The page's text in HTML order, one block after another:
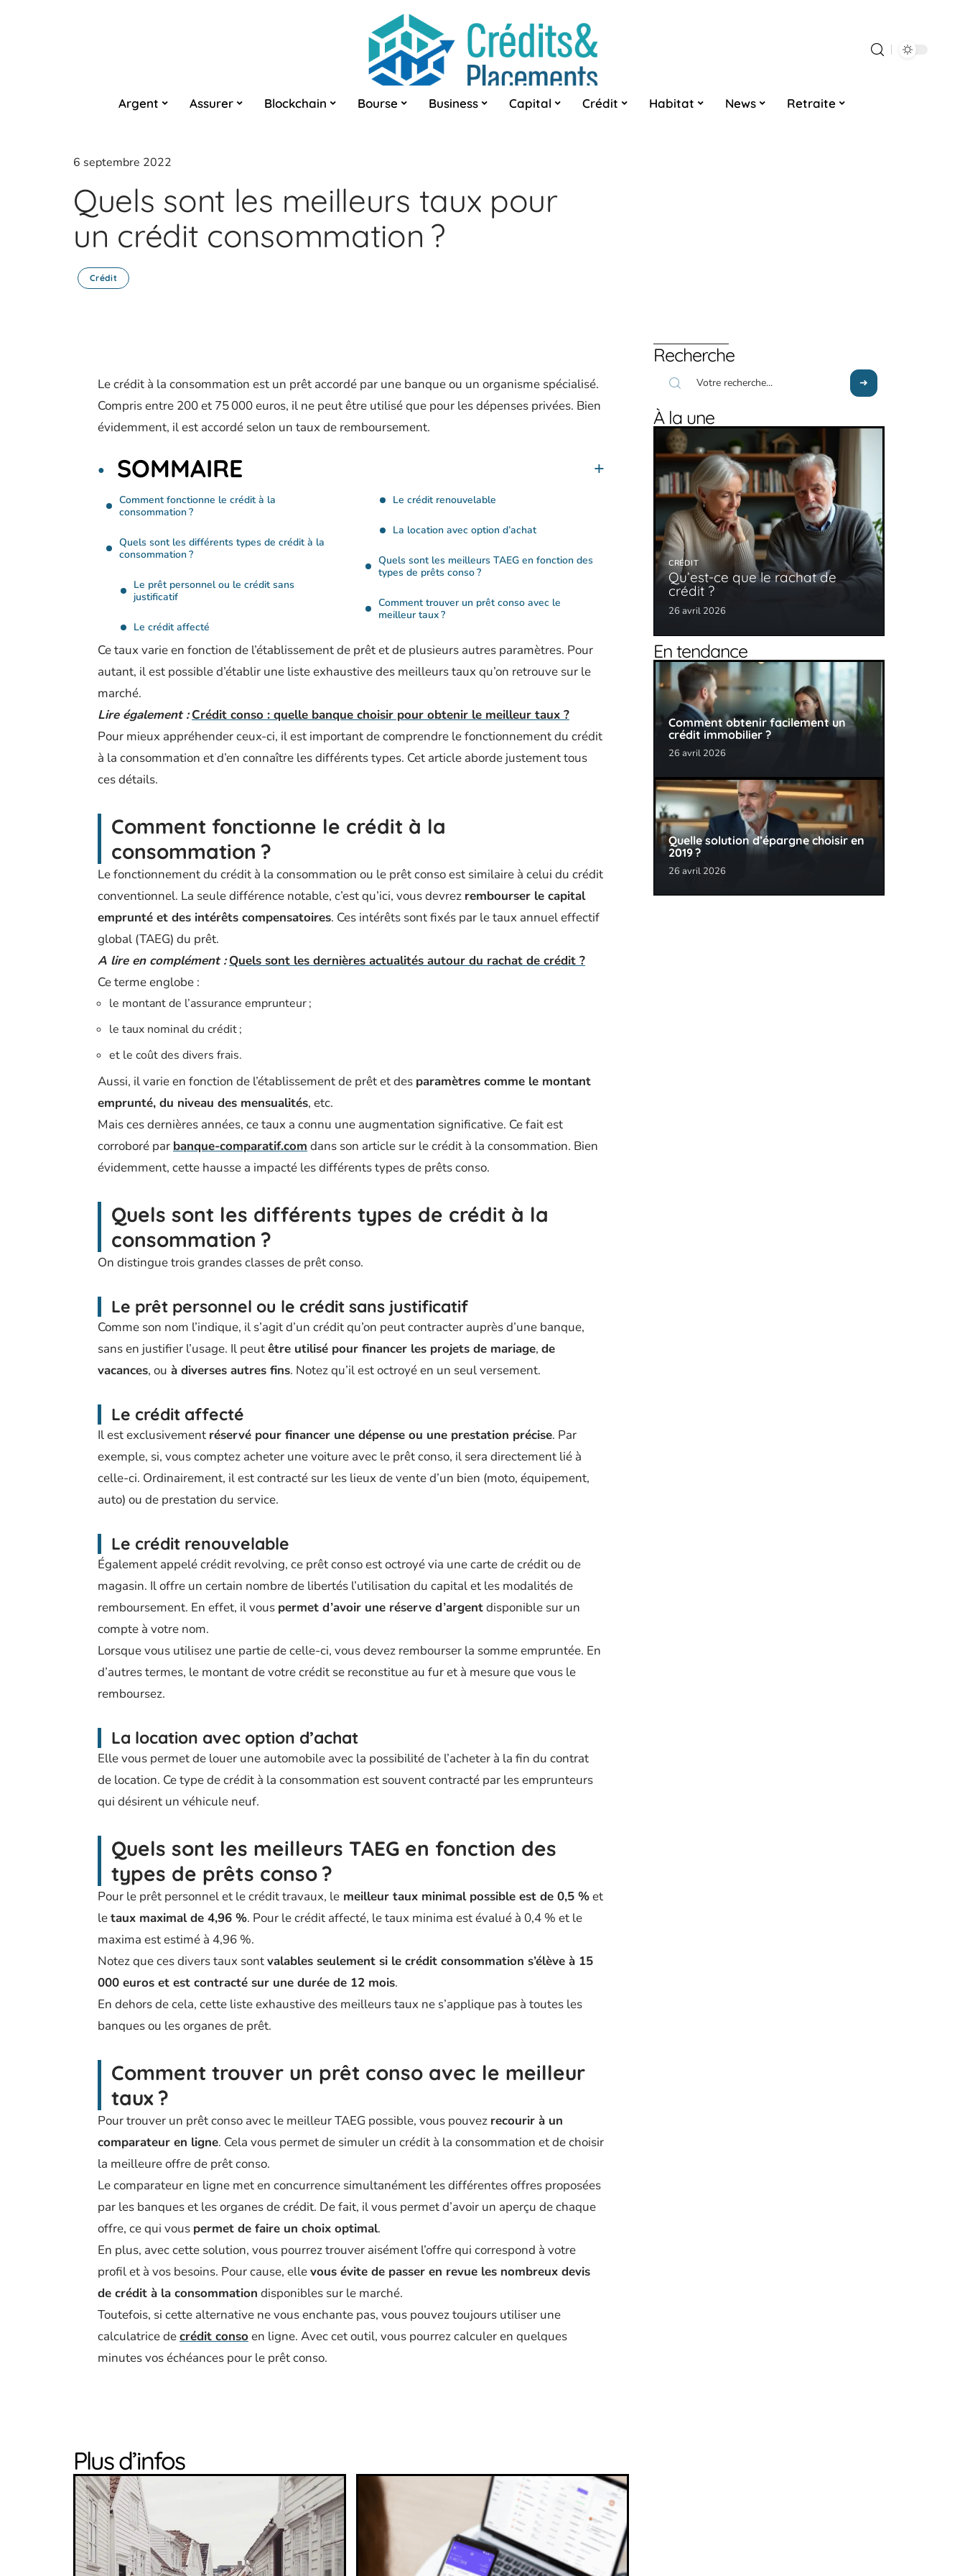
Argent Assurer Blockchain Bourse Business Capital Crédit Habitat News Retraite
6 septembre 2022
Quels sont les meilleurs taux pour
un crédit consommation ?
Crédit
Le crédit à la consommation est un prêt accordé par une banque ou un organisme spécialisé.
Compris entre 200 et 75 000 euros, il ne peut être utilisé que pour les dépenses privées. Bien
évidemment, il est accordé selon un taux de remboursement.
SOMMAIRE
Comment fonctionne le crédit à la
consommation ?
Quels sont les différents types de crédit à la
consommation ?
Le prêt personnel ou le crédit sans
justificatif
Le crédit affecté
Le crédit renouvelable
La location avec option d’achat
Quels sont les meilleurs TAEG en fonction des
types de prêts conso ?
Comment trouver un prêt conso avec le
meilleur taux ?
Ce taux varie en fonction de l’établissement de prêt et de plusieurs autres paramètres. Pour
autant, il est possible d’établir une liste exhaustive des meilleurs taux qu’on retrouve sur le
marché.
Lire également : Crédit conso : quelle banque choisir pour obtenir le meilleur taux ?
Pour mieux appréhender ceux-ci, il est important de comprendre le fonctionnement du crédit
à la consommation et d’en connaître les différents types. Cet article aborde justement tous
ces détails.
Comment fonctionne le crédit à la
consommation ?
Le fonctionnement du crédit à la consommation ou le prêt conso est similaire à celui du crédit
conventionnel. La seule différence notable, c’est qu’ici, vous devrez rembourser le capital
emprunté et des intérêts compensatoires. Ces intérêts sont fixés par le taux annuel effectif
global (TAEG) du prêt.
A lire en complément : Quels sont les dernières actualités autour du rachat de crédit ?
Ce terme englobe :
le montant de l’assurance emprunteur ;
le taux nominal du crédit ;
et le coût des divers frais.
Aussi, il varie en fonction de l’établissement de prêt et des paramètres comme le montant
emprunté, du niveau des mensualités, etc.
Mais ces dernières années, ce taux a connu une augmentation significative. Ce fait est
corroboré par banque-comparatif.com dans son article sur le crédit à la consommation. Bien
évidemment, cette hausse a impacté les différents types de prêts conso.
Quels sont les différents types de crédit à la
consommation ?
On distingue trois grandes classes de prêt conso.
Le prêt personnel ou le crédit sans justificatif
Comme son nom l’indique, il s’agit d’un crédit qu’on peut contracter auprès d’une banque,
sans en justifier l’usage. Il peutêtre utilisé pour financer les projets de mariage, de
vacances, ou à diverses autres fins. Notez qu’il est octroyé en un seul versement.
Le crédit affecté
Il est exclusivement réservé pour financer une dépense ou une prestation précise. Par
exemple, si, vous comptez acheter une voiture avec le prêt conso, il sera directement lié à
celle-ci. Ordinairement, il est contracté sur les lieux de vente d’un bien (moto, équipement,
auto) ou de prestation du service.
Le crédit renouvelable
Également appelé crédit revolving, ce prêt conso est octroyé via une carte de crédit ou de
magasin. Il offre un certain nombre de libertés l’utilisation du capital et les modalités de
remboursement. En effet, il vous permet d’avoir une réserve d’argentdisponible sur un
compte à votre nom.
Lorsque vous utilisez une partie de celle-ci, vous devez rembourser la somme empruntée. En
d’autres termes, le montant de votre crédit se reconstitue au fur et à mesure que vous le
remboursez.
La location avec option d’achat
Elle vous permet de louer une automobile avec la possibilité de l’acheter à la fin du contrat
de location. Ce type de crédit à la consommation est souvent contracté par les emprunteurs
qui désirent un véhicule neuf.
Quels sont les meilleurs TAEG en fonction des
types de prêts conso ?
Pour le prêt personnel et le crédit travaux, le meilleur taux minimal possible est de 0,5 %et
letaux maximal de 4,96 %. Pour le crédit affecté, le taux minima est évalué à 0,4 % et le
maxima est estimé à 4,96 %.
Notez que ces divers taux sontvalables seulement si le crédit consommation s’élève à 15
000 euros et est contracté sur une durée de 12 mois.
En dehors de cela, cette liste exhaustive des meilleurs taux ne s’applique pas à toutes les
banques ou les organes de prêt.
Comment trouver un prêt conso avec le meilleur
taux ?
Pour trouver un prêt conso avec le meilleur TAEG possible, vous pouvez recourir à un
comparateur en ligne. Cela vous permet de simuler un crédit à la consommation et de choisir
la meilleure offre de prêt conso.
Le comparateur en ligne met en concurrence simultanément les différentes offres proposées
par les banques et les organes de crédit. De fait, il vous permet d’avoir un aperçu de chaque
offre, ce qui vous permet de faire un choix optimal.
En plus, avec cette solution, vous pourrez trouver aisément l’offre qui correspond à votre
profil et à vos besoins. Pour cause, ellevous évite de passer en revue les nombreux devis
de crédit à la consommation disponibles sur le marché.
Toutefois, si cette alternative ne vous enchante pas, vous pouvez toujours utiliser une
calculatrice decrédit conso en ligne. Avec cet outil, vous pourrez calculer en quelques
minutes vos échéances pour le prêt conso.
Plus d’infos
Recherche
À la une
CRÉDIT
Qu’est-ce que le rachat de
crédit ?
26 avril 2026
En tendance
Comment obtenir facilement un
crédit immobilier ?
26 avril 2026
Quelle solution d’épargne choisir en
2019 ?
26 avril 2026